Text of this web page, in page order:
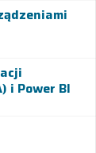
i Power BI